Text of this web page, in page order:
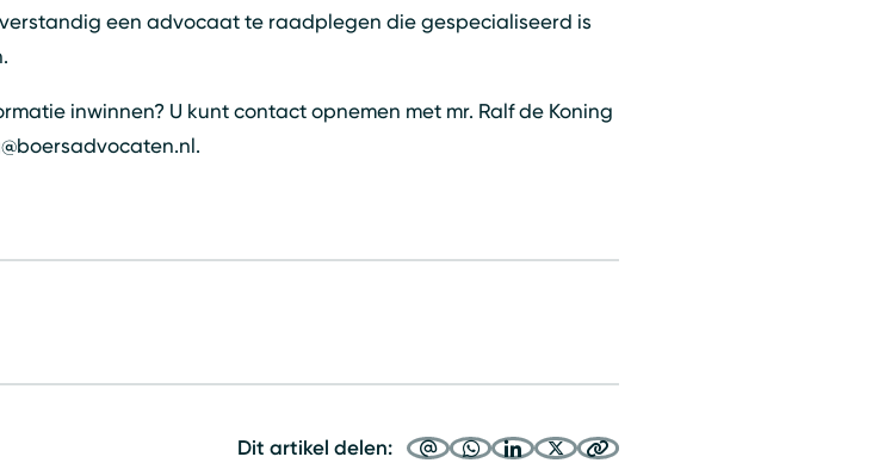
een advocaat te raadplegen die gespecialiseerd is
inwinnen? U kunt contact opnemen met mr. Ralf de Koning
Dit artikel delen: